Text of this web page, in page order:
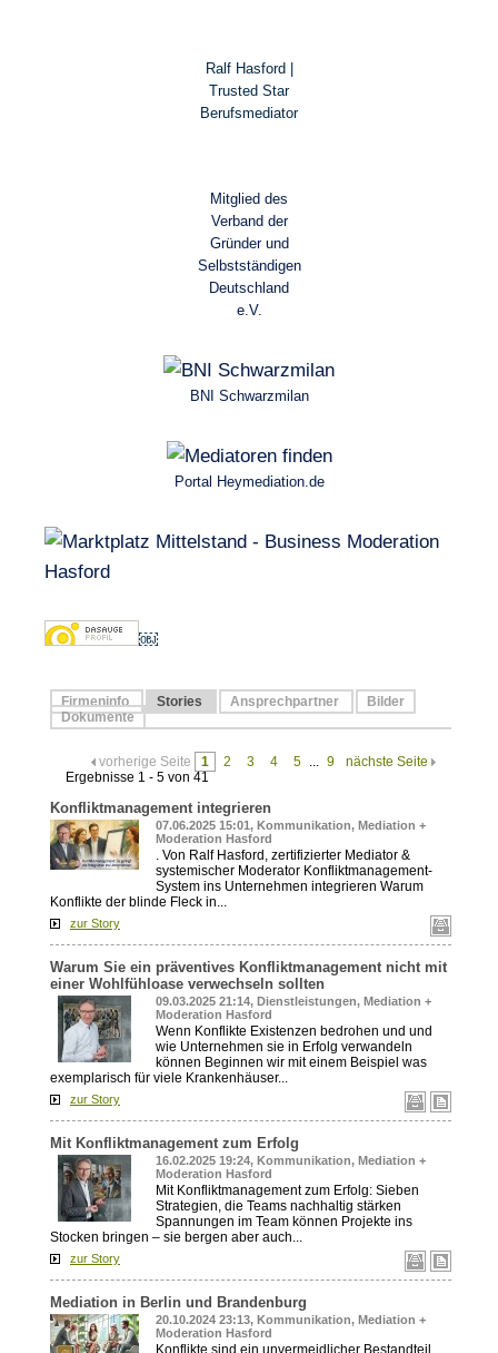
Ralf Hasford |
Trusted Star
Berufsmediator
Mitglied des
Verband der
Gründer und
Selbstständigen
Deutschland
e.V.
BNI Schwarzmilan
Portal Heymediation.de
￼